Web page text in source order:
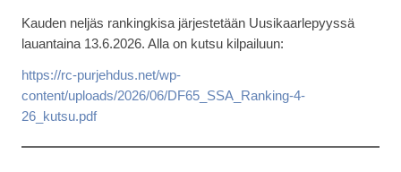
Kauden neljäs rankingkisa järjestetään Uusikaarlepyyssä
lauantaina 13.6.2026. Alla on kutsu kilpailuun:
https://rc-purjehdus.net/wp-
content/uploads/2026/06/DF65_SSA_Ranking-4-
26_kutsu.pdf